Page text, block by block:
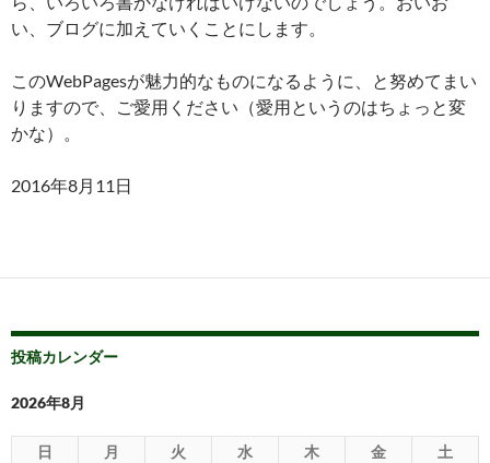
い、ブログに加えていくことにします。
このWebPagesが魅力的なものになるように、と努めてまい
りますので、ご愛用ください（愛用というのはちょっと変
かな）。
2016年8月11日
投稿カレンダー
2026年8月
日 月 火 水 木 金
土